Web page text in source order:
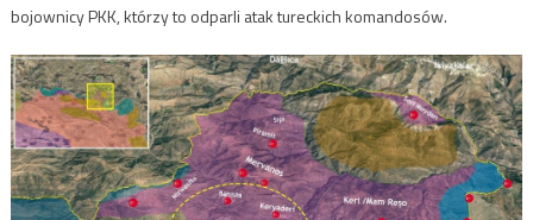
bojownicy PKK, którzy to odparli atak tureckich komandosów.